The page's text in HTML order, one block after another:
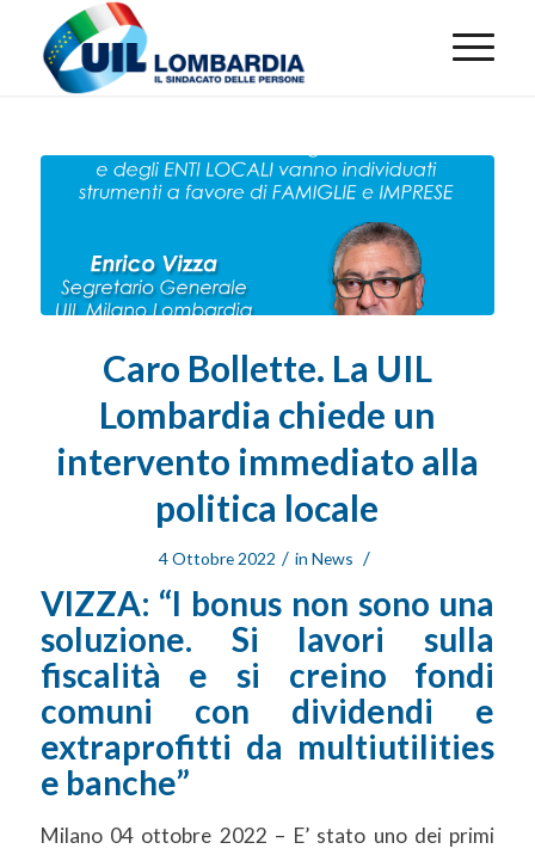
Caro Bollette. La UIL
Lombardia chiede un
intervento immediato alla
politica locale
4 Ottobre 2022 / in News /
VIZZA: “I bonus non sono una
soluzione. Si lavori sulla
fiscalità e si creino fondi
comuni con dividendi e
extraprofitti da multiutilities
e banche”
Milano 04 ottobre 2022 – E’ stato uno dei primi